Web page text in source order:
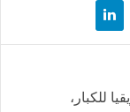
للكبار،